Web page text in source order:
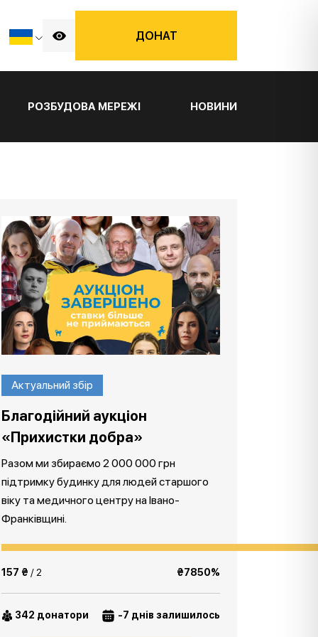
ДОНАТ
РОЗБУДОВА МЕРЕЖІ НОВИНИ
Актуальний збір
Благодійний аукціон
«Прихистки добра»
Разом ми збираємо 2 000 000 грн
підтримку будинку для людей старшого
віку та медичного центру на Івано-
Франківщині.
157 ₴ / 2 ₴7850%
342 донатори -7 днів залишилось